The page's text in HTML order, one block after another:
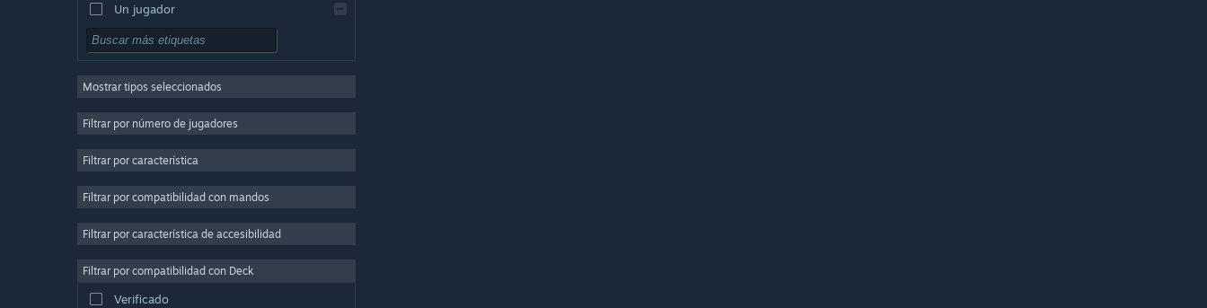
Un jugador
Simulación
Estrategia
3D
Free to Play
Coloridos
Mostrar tipos seleccionados
Filtrar por número de jugadores
Filtrar por característica
Filtrar por compatibilidad con mandos
Filtrar por característica de accesibilidad
Filtrar por compatibilidad con Deck
Verificado